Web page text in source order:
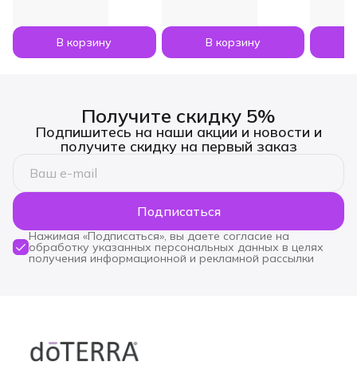
В корзину
по 5 мл
В корзину
Получите скидку 5%
Подпишитесь на наши акции и новости и
получите скидку на первый заказ
Подписаться
Нажимая «Подписаться», вы даете согласие на
обработку указанных персональных данных в целях
получения информационной и рекламной рассылки